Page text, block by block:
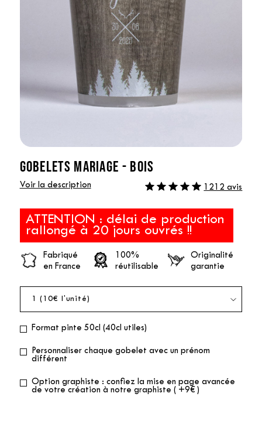
GOBELETS MARIAGE - BOIS
Voir la description 1212 avis
ATTENTION : délai de production
rallongé à 20 jours ouvrés !!
Fabriqué
en France
100%
réutilisable
Originalité
garantie
Format pinte 50cl (40cl utiles)
Personnaliser chaque gobelet avec un prénom
différent
Option graphiste : confiez la mise en page avancée
de votre création à notre graphiste ( +9€ )